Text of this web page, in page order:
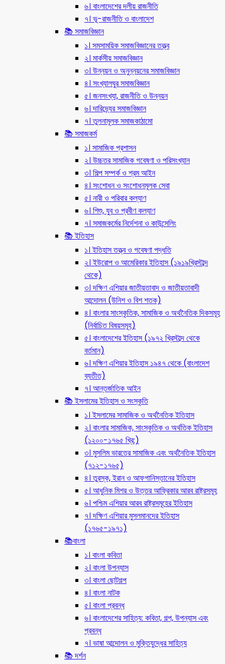
৬। বাংলাদেশের দলীয় রাজনীতি
৭। ভূ-রাজনীতি ও বাংলাদেশ
📚 সমাজবিজ্ঞান
১। সমসাময়িক সমাজবিজ্ঞানের তত্ত্ব
২। মার্কসীয় সমাজবিজ্ঞান
৩। উন্নয়ন ও অনুন্নয়নের সমাজবিজ্ঞান
৪। সংখ্যালঘুর সমাজবিজ্ঞান
৫। জনসংখ্যা, রাজনীতি ও উন্নয়ন
৬। দারিদ্র্যের সমাজবিজ্ঞান
৭। তুলনামূলক সমাজকাঠামো
📚 সমাজকর্ম
১। সামাজিক প্রশাসন
২। উচ্চতর সামাজিক গবেষণা ও পরিসংখ্যান
৩। শিল্প সম্পর্ক ও শ্রম আইন
৪। সংশোধন ও সংশোধনমূলক সেবা
৫। নারী ও পরিবার কল্যাণ
৬। শিশু, যুব ও প্রবীণ কল্যাণ
৭। সমাজকর্মের নির্দেশনা ও কাউন্সেলিং
📚 ইতিহাস
১। ইতিহাস তত্ত্ব ও গবেষণা পদ্ধতি
২। ইউরোপ ও আমেরিকার ইতিহাস (১৯১৯খ্রিস্টাব্দ
থেকে)
৩। দক্ষিণ এশিয়ার জাতীয়তাবাদ ও জাতীয়তাবাদী
আন্দোলন (উনিশ ও বিশ শতক)
৪। বাংলার সাংস্কৃতিক, সামাজিক ও অর্থনৈতিক দিকসমূহ
(নির্বাচিত বিষয়সমূহ)
৫। বাংলাদেশের ইতিহাস (১৯৭২ খ্রিস্টাব্দ থেকে
বর্তমান)
৬। দক্ষিণ এশিয়ার ইতিহাস ১৯৪৭ থেকে (বাংলাদেশ
ব্যতীত)
৭। আন্তর্জাতিক আইন
📚 ইসলামের ইতিহাস ও সংস্কৃতি
১। ইসলামের সামাজিক ও অর্থনৈতিক ইতিহাস
২। বাংলার সামাজিক, সাংস্কৃতিক ও অর্থতিক ইতিহাস
(১২০০-১৭৬৫ খ্রি:)
৩। মুসলিম ভারতের সামাজিক এবং অর্থনৈতিক ইতিহাস
(৭১২-১৭৬৫)
৪। তুরস্ক, ইরান ও আফগানিস্তানের ইতিহাস
৫। আধুনিক মিশর ও উত্তর আফ্রিকার আরব রাষ্ট্রসমূহ
৬। পশ্চিম এশিয়ার আরব রাষ্ট্রসমূহের ইতিহাস
৭। দক্ষিণ এশিয়ার মুসলমানদের ইতিহাস
(১৭৬৫-১৯৭১)
📚বাংলা
১। বাংলা কবিতা
২। বাংলা উপন্যাস
৩। বাংলা ছোটগল্প
৪। বাংলা নাটক
৫। বাংলা প্রবন্ধ
৬। বাংলাদেশের সাহিত্য: কবিতা, গল্প, উপন্যাস এবং
প্রবন্ধ
৭। ভাষা আন্দোলন ও মুক্তিযুদ্ধের সাহিত্য
📚 দর্শন